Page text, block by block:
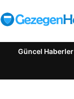
Güncel Haberler